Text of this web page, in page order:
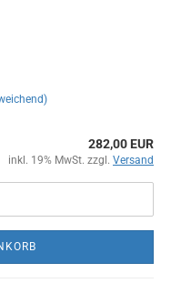
282,00 EUR
inkl. 19% MwSt. zzgl. Versand